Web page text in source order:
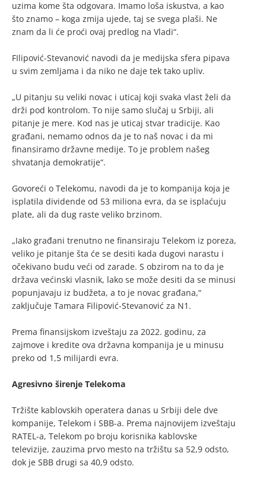
uzima kome šta odgovara. Imamo loša iskustva, a kao
što znamo – koga zmija ujede, taj se svega plaši. Ne
znam da li će proći ovaj predlog na Vladi“.
FIlipović-Stevanović navodi da je medijska sfera pipava
u svim zemljama i da niko ne daje tek tako upliv.
„U pitanju su veliki novac i uticaj koji svaka vlast želi da
drži pod kontrolom. To nije samo slučaj u Srbiji, ali
pitanje je mere. Kod nas je uticaj stvar tradicije. Kao
građani, nemamo odnos da je to naš novac i da mi
finansiramo državne medije. To je problem našeg
shvatanja demokratije“.
Govoreći o Telekomu, navodi da je to kompanija koja je
isplatila dividende od 53 miliona evra, da se isplaćuju
plate, ali da dug raste veliko brzinom.
„Iako građani trenutno ne finansiraju Telekom iz poreza,
veliko je pitanje šta će se desiti kada dugovi narastu i
očekivano budu veći od zarade. S obzirom na to da je
država većinski vlasnik, lako se može desiti da se minusi
popunjavaju iz budžeta, a to je novac građana,“
zaključuje Tamara Filipović-Stevanović za N1.
Prema finansijskom izveštaju za 2022. godinu, za
zajmove i kredite ova državna kompanija je u minusu
preko od 1,5 milijardi evra.
Agresivno širenje Telekoma
Tržište kablovskih operatera danas u Srbiji dele dve
kompanije, Telekom i SBB-a. Prema najnovijem izveštaju
RATEL-a, Telekom po broju korisnika kablovske
televizije, zauzima prvo mesto na tržištu sa 52,9 odsto,
dok je SBB drugi sa 40,9 odsto.